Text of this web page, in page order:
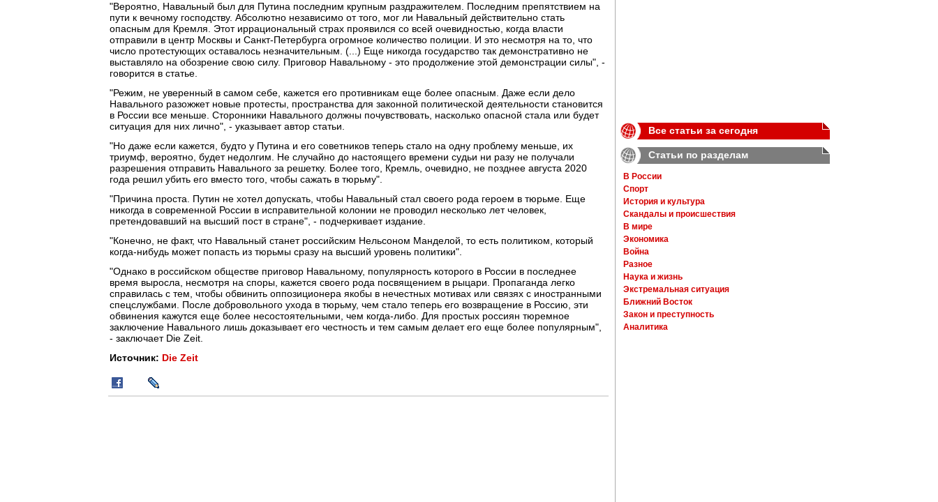
"Вероятно, Навальный был для Путина последним крупным раздражителем. Последним препятствием на
пути к вечному господству. Абсолютно независимо от того, мог ли Навальный действительно стать
опасным для Кремля. Этот иррациональный страх проявился со всей очевидностью, когда власти
отправили в центр Москвы и Санкт-Петербурга огромное количество полиции. И это несмотря на то, что
число протестующих оставалось незначительным. (...) Еще никогда государство так демонстративно не
выставляло на обозрение свою силу. Приговор Навальному - это продолжение этой демонстрации силы", -
говорится в статье.
"Режим, не уверенный в самом себе, кажется его противникам еще более опасным. Даже если дело
Навального разожжет новые протесты, пространства для законной политической деятельности становится
в России все меньше. Сторонники Навального должны почувствовать, насколько опасной стала или будет
ситуация для них лично", - указывает автор статьи.
"Но даже если кажется, будто у Путина и его советников теперь стало на одну проблему меньше, их
триумф, вероятно, будет недолгим. Не случайно до настоящего времени судьи ни разу не получали
разрешения отправить Навального за решетку. Более того, Кремль, очевидно, не позднее августа 2020
года решил убить его вместо того, чтобы сажать в тюрьму".
"Причина проста. Путин не хотел допускать, чтобы Навальный стал своего рода героем в тюрьме. Еще
никогда в современной России в исправительной колонии не проводил несколько лет человек,
претендовавший на высший пост в стране", - подчеркивает издание.
"Конечно, не факт, что Навальный станет российским Нельсоном Манделой, то есть политиком, который
когда-нибудь может попасть из тюрьмы сразу на высший уровень политики".
"Однако в российском обществе приговор Навальному, популярность которого в России в последнее
время выросла, несмотря на споры, кажется своего рода посвящением в рыцари. Пропаганда легко
справилась с тем, чтобы обвинить оппозиционера якобы в нечестных мотивах или связях с иностранными
спецслужбами. После добровольного ухода в тюрьму, чем стало теперь его возвращение в Россию, эти
обвинения кажутся еще более несостоятельными, чем когда-либо. Для простых россиян тюремное
заключение Навального лишь доказывает его честность и тем самым делает его еще более популярным",
- заключает Die Zeit.
Источник: Die Zeit
Все статьи за сегодня
Статьи по разделам
В России
Спорт
История и культура
Скандалы и происшествия
В мире
Экономика
Война
Разное
Наука и жизнь
Экстремальная ситуация
Ближний Восток
Закон и преступность
Аналитика